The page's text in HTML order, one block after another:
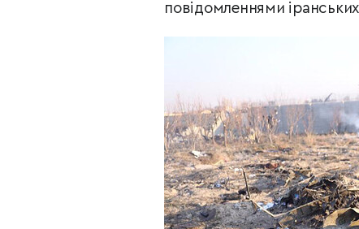
повідомленнями